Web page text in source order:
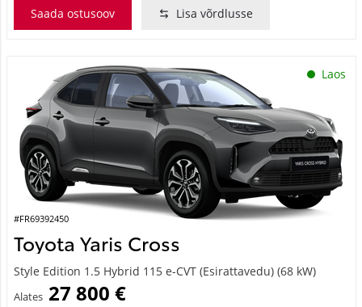
Saada ostusoov Lisa võrdlusse
Laos
#FR69392450
Toyota Yaris Cross
Style Edition 1.5 Hybrid 115 e-CVT (Esirattavedu) (68 kW)
Alates 27 800 €